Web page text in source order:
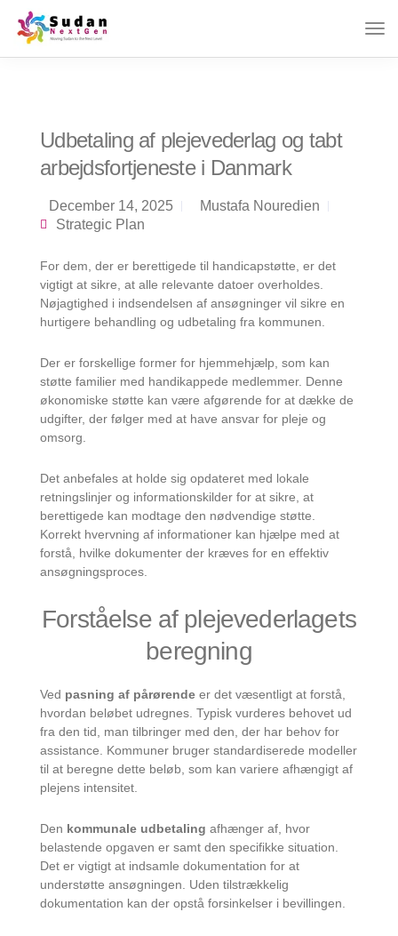
Udbetaling af plejevederlag og tabt
arbejdsfortjeneste i Danmark
December 14, 2025
Mustafa Nouredien
Strategic Plan
For dem, der er berettigede til handicapstøtte, er det
vigtigt at sikre, at alle relevante datoer overholdes.
Nøjagtighed i indsendelsen af ansøgninger vil sikre en
hurtigere behandling og udbetaling fra kommunen.
Der er forskellige former for hjemmehjælp, som kan
støtte familier med handikappede medlemmer. Denne
økonomiske støtte kan være afgørende for at dække de
udgifter, der følger med at have ansvar for pleje og
omsorg.
Det anbefales at holde sig opdateret med lokale
retningslinjer og informationskilder for at sikre, at
berettigede kan modtage den nødvendige støtte.
Korrekt hvervning af informationer kan hjælpe med at
forstå, hvilke dokumenter der kræves for en effektiv
ansøgningsproces.
Forståelse af plejevederlagets
beregning
Ved pasning af pårørende er det væsentligt at forstå,
hvordan beløbet udregnes. Typisk vurderes behovet ud
fra den tid, man tilbringer med den, der har behov for
assistance. Kommuner bruger standardiserede modeller
til at beregne dette beløb, som kan variere afhængigt af
plejens intensitet.
Den kommunale udbetaling afhænger af, hvor
belastende opgaven er samt den specifikke situation.
Det er vigtigt at indsamle dokumentation for at
understøtte ansøgningen. Uden tilstrækkelig
dokumentation kan der opstå forsinkelser i bevillingen.